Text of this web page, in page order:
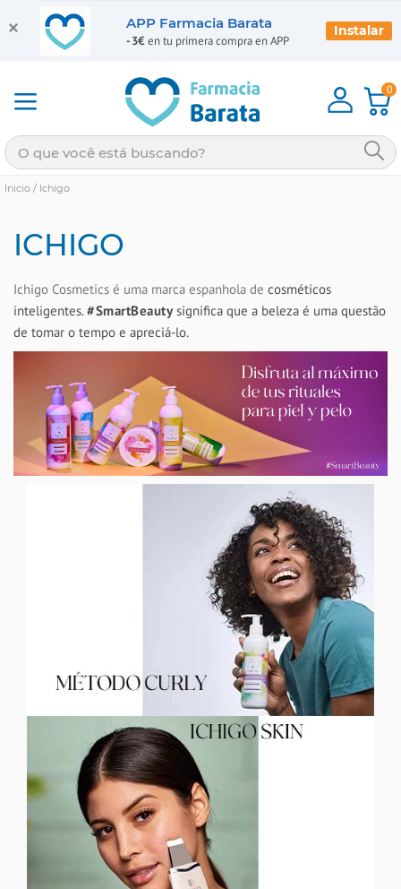
0
Inicio / Ichigo
ICHIGO
Ichigo Cosmetics é uma marca espanhola de cosméticos
inteligentes.#SmartBeauty significa que a beleza é uma questão
de tomar o tempo e apreciá-lo.
APP Farmacia Barata
-3€ en tu primera compra en APP
Instalar